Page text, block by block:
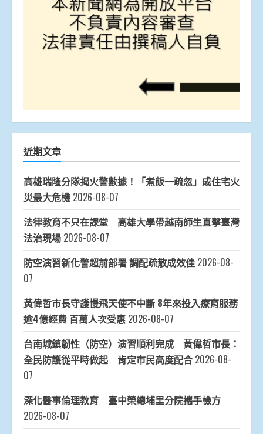
近期文章
高雄瑞隆分隊揭火警數據！「煮飯一疏忽」成住宅火
災最大危機 2026-08-07
法律教育不只在課堂 高雄大學帶越南師生直擊臺灣
法治現場 2026-08-07
防空演習新化警超前部署 調配疏散成效佳 2026-08-
07
黃偉哲市長守護慢飛天使不中斷 8年來投入療育服務
逾4億經費 百萬人次受惠 2026-08-07
台南城鎮韌性（防空）演習順利完成 黃偉哲市長：
全民防護從平時做起 肯定市民高度配合 2026-08-
07
深化醫事倫理教育 臺中榮總埔里分院攜手檢方
2026-08-07